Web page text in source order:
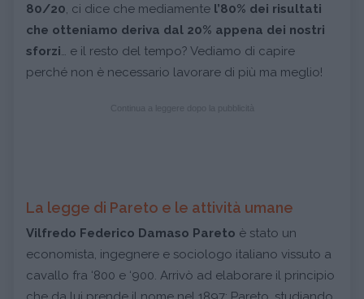
80/20 , ci dice che mediamente l’80% dei risultati
che otteniamo deriva dal 20% appena dei nostri
sforzi … e il resto del tempo? Vediamo di capire
perché non è necessario lavorare di più ma meglio!
La legge di Pareto e le attività umane
Vilfredo Federico Damaso Pareto è stato un
economista, ingegnere e sociologo italiano vissuto a
cavallo fra ‘800 e ‘900. Arrivò ad elaborare il principio